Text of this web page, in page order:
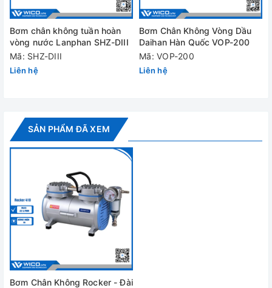
Dòng điện tối đa 1.0A
Mức chân
không tối đa
735
Lưu lượng Max 23 L/min
Ống đầu vào
Khối lượng tịnh
Kích thước
Vacuum
Regulator
Bơm chân không tuần hoàn
vòng nước Lanphan SHZ-DIII
Mã: SHZ-DIII
Liên hệ
Bơm Chân Không Vòng Dầu
Daihan Hàn Quốc VOP-200
Mã: VOP-200
Liên hệ
SẢN PHẨM ĐÃ XEM
Bơm Chân Không Rocker - Đài